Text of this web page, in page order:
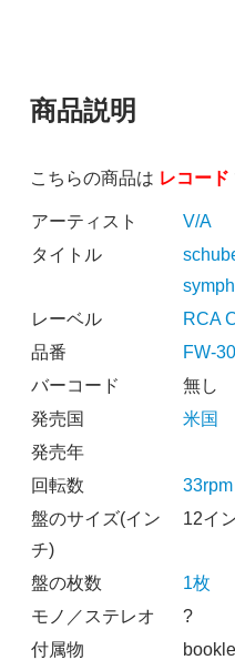
商品説明
こちらの商品は レコード
アーティスト
V/A
タイトル
レーベル
RCA
品番
FW-
バーコード
無し
発売国
米国
発売年
回転数
33rpm
盤のサイズ(イン
チ)
12イ
盤の枚数
1枚
モノ／ステレオ
?
付属物